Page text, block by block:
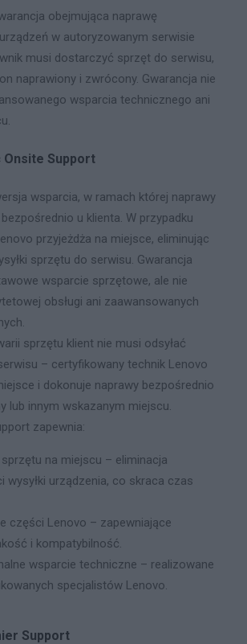
obejmująca naprawę
w autoryzowanym serwisie
musi dostarczyć sprzęt do serwisu,
naprawiony i zwrócony. Gwarancja nie
wsparcia technicznego ani
Onsite Support
wsparcia, w ramach której naprawy
u klienta. W przypadku
przyjeżdża na miejsce, eliminując
sprzętu do serwisu. Gwarancja
wsparcie sprzętowe, ale nie
obsługi ani zaawansowanych
sprzętu klient nie musi odsyłać
– certyfikowany technik Lenovo
i dokonuje naprawy bezpośrednio
lub innym wskazanym miejscu.
zapewnia:
na miejscu – eliminacja
wysyłki urządzenia, co skraca czas
części Lenovo – zapewniające
i kompatybilność.
wsparcie techniczne – realizowane
specjalistów Lenovo.
Support